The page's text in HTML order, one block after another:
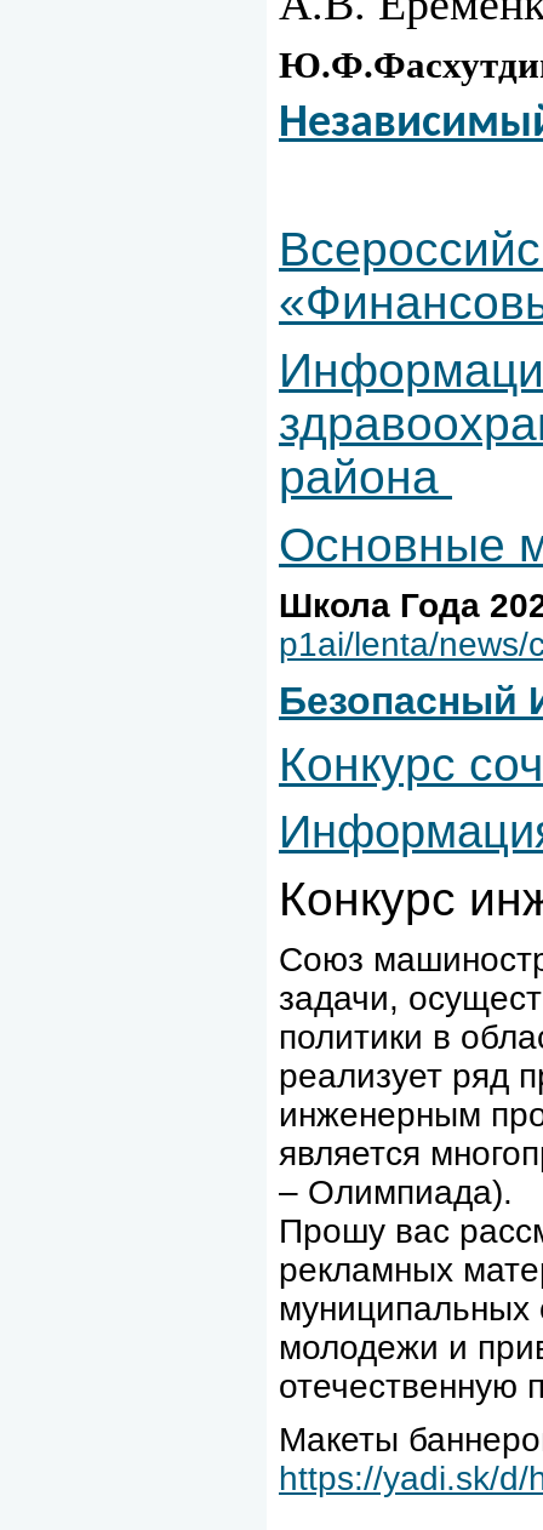
района
Основные
Школа Года
p1ai/lenta/news/
Безопасный
Конкурс
Конкурс
Союз
задачи,
политики в
реализует ряд
инженерным
является
– Олимпиада).
Прошу вас
рекламных
муниципальных
молодежи и
отечественную
Макеты
https://yadi.sk/d/